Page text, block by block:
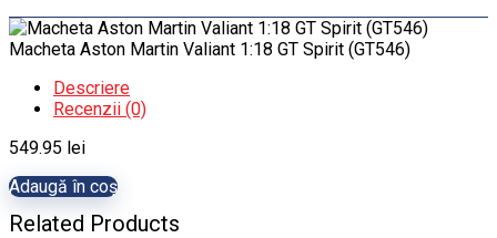
Macheta Aston Martin Valiant 1:18 GT Spirit (GT546)
Descriere
Recenzii (0)
549.95 lei
Adaugă în coș
Related Products